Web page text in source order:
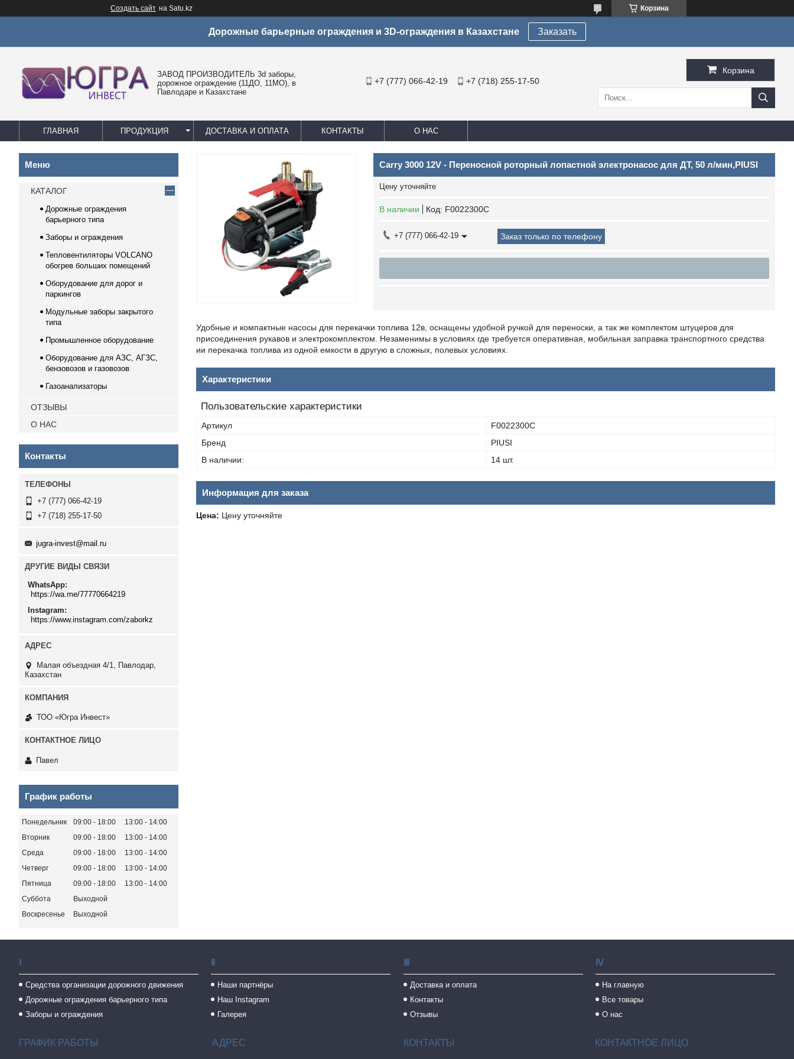
Создать сайт на Satu.kz Корзина
Дорожные барьерные ограждения и 3D-ограждения в Казахстане Заказать
ЗАВОД ПРОИЗВОДИТЕЛЬ 3d заборы,
дорожное ограждение (11ДО, 11МО), в
Павлодаре и Казахстане
+7 (777) 066-42-19 +7 (718) 255-17-50
Корзина
ГЛАВНАЯ ПРОДУКЦИЯ ДОСТАВКА И ОПЛАТА КОНТАКТЫ О НАС
Carry 3000 12V - Переносной роторный лопастной электронасос для ДТ, 50 л/мин,PIUSI
Цену уточняйте
В наличии Код: F0022300C
+7 (777) 066-42-19 Заказ только по телефону
Удобные и компактные насосы для перекачки топлива 12в, оснащены удобной ручкой для переноски, а так же комплектом штуцеров для
присоединения рукавов и электрокомплектом. Незаменимы в условиях где требуется оперативная, мобильная заправка транспортного средства
ии перекачка топлива из одной емкости в другую в сложных, полевых условиях.
Характеристики
Пользовательские характеристики
Артикул
F0022300C
Бренд
PIUSI
В наличии:
14 шт.
Информация для заказа
Цена: Цену уточняйте
КАТАЛОГ
Дорожные ограждения
барьерного типа
Заборы и ограждения
Тепловентиляторы VOLCANO
обогрев больших помещений
Оборудование для дорог и
паркингов
Модульные заборы закрытого
типа
Промышленное оборудование
Оборудование для АЗС, АГЗС,
бензовозов и газовозов
Газоанализаторы
ОТЗЫВЫ
О НАС
Контакты
+7 (777) 066-42-19
+7 (718) 255-17-50
jugra-invest@mail.ru
ДРУГИЕ ВИДЫ СВЯЗИ
WhatsApp
https://wa.me/77770664219
Instagram
https://www.instagram.com/zaborkz
Малая объездная 4/1, Павлодар,
Казахстан
ТОО «Югра Инвест»
Павел
График работы
Понедельник 09:00 18:00 13:00
14:00
Вторник
09:00 18:00 13:00
14:00
Среда
09:00 18:00 13:00
14:00
Четверг
09:00 18:00 13:00
14:00
Пятница
09:00 18:00 13:00
14:00
Суббота
Выходной
Воскресенье
Выходной
Ⅰ
Средства организации дорожного движения
Дорожные ограждения барьерного типа
Заборы и ограждения
Ⅱ
Наши партнёры
Наш Instagram
Галерея
Ⅲ
Доставка и оплата
Контакты
Отзывы
Ⅳ
На главную
Все товары
О нас
ГРАФИК РАБОТЫ